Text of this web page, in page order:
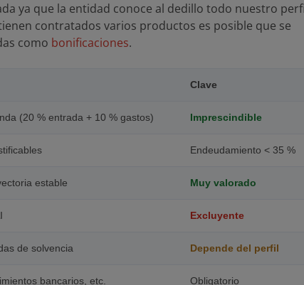
ya que la entidad conoce al dedillo todo nuestro
contratados varios productos es posible que se
como bonificaciones.
Clave
(20 % entrada + 10 % gastos) Imprescindible
Endeudamiento < 35 %
estable Muy valorado
Excluyente
de solvencia Depende del perfil
bancarios, etc. Obligatorio